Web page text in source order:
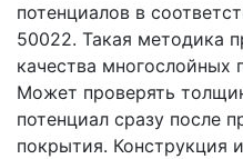
потенциалов в
50022. Такая методика
качества многослойных
Может проверять
потенциал сразу после
покрытия. Конструкция